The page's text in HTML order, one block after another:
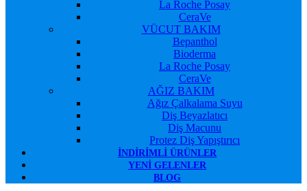
La Roche Posay
CeraVe
VÜCUT BAKIM
Bepanthol
Bioderma
La Roche Posay
CeraVe
AĞIZ BAKIM
Ağız Çalkalama Suyu
Diş Beyazlatıcı
Diş Macunu
Protez Diş Yapıştırıcı
İNDIRIMLI ÜRÜNLER
YENI GELENLER
BLOG